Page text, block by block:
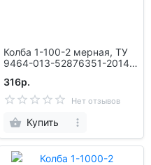
Колба 1-100-2 мерная, ТУ
9464-013-52876351-2014,
10001124
316р.
Нет отзывов
Купить